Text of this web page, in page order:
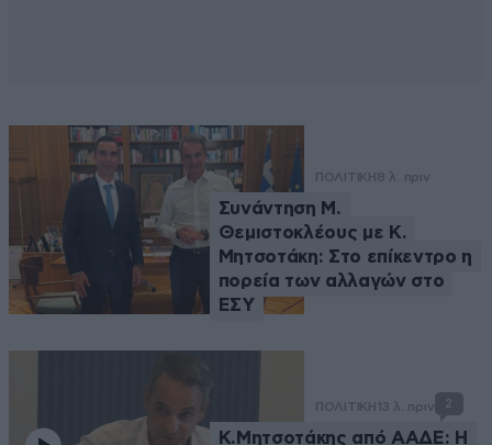
ΠΟΛΙΤΙΚΗ8 λ. πριν
Συνάντηση Μ.
Θεμιστοκλέους με Κ.
Μητσοτάκη: Στο επίκεντρο η
πορεία των αλλαγών στο
ΕΣΥ
ΠΟΛΙΤΙΚΗ 13 λ. πριν 2
Κ.Μητσοτάκης από ΑΑΔΕ: Η